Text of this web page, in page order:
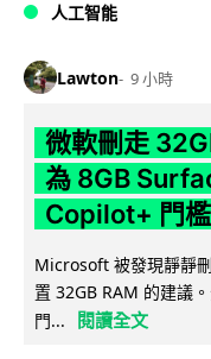
人工智能
Lawton 9 小時
微軟刪走
為 8GB
Copilot+ 門
Microsoft 被發現靜靜
置 32GB RAM 的建議
門...
閱讀全文